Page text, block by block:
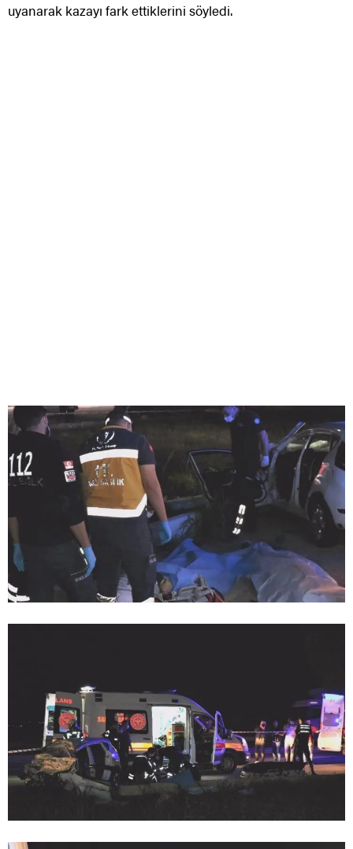
uyanarak kazayı fark ettiklerini söyledi.